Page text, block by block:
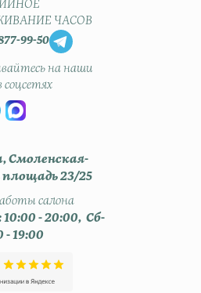
ЧАСОВ
99-50
на наши
соцсетях
Смоленская-
площадь 23/25
салона
- 20:00, Сб-
- 19:00